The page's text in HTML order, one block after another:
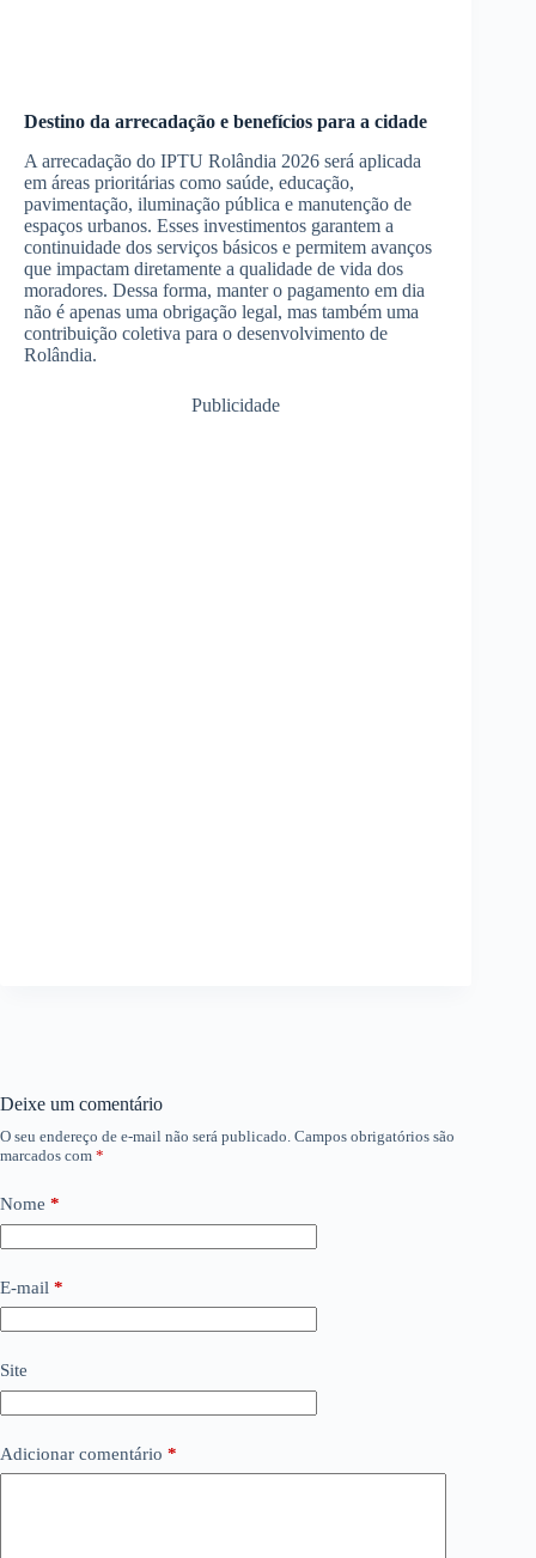
Destino da arrecadação e benefícios para a cidade
A arrecadação do IPTU Rolândia 2026 será aplicada
em áreas prioritárias como saúde, educação,
pavimentação, iluminação pública e manutenção de
espaços urbanos. Esses investimentos garantem a
continuidade dos serviços básicos e permitem avanços
que impactam diretamente a qualidade de vida dos
moradores. Dessa forma, manter o pagamento em dia
não é apenas uma obrigação legal, mas também uma
contribuição coletiva para o desenvolvimento de
Rolândia.
Publicidade
Deixe um comentário
O seu endereço de e-mail não será publicado. Campos obrigatórios são
marcados com *
Nome *
E-mail *
Site
Adicionar comentário *